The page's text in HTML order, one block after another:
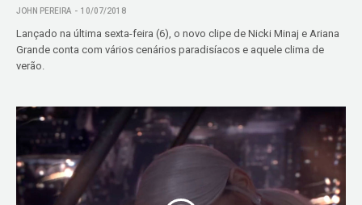
JOHN PEREIRA 10/07/2018
Lançado na última sexta-feira (6), o novo clipe de Nicki Minaj e Ariana
Grande conta com vários cenários paradisíacos e aquele clima de
verão.